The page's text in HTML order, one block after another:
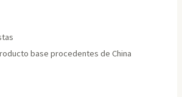
base procedentes de China